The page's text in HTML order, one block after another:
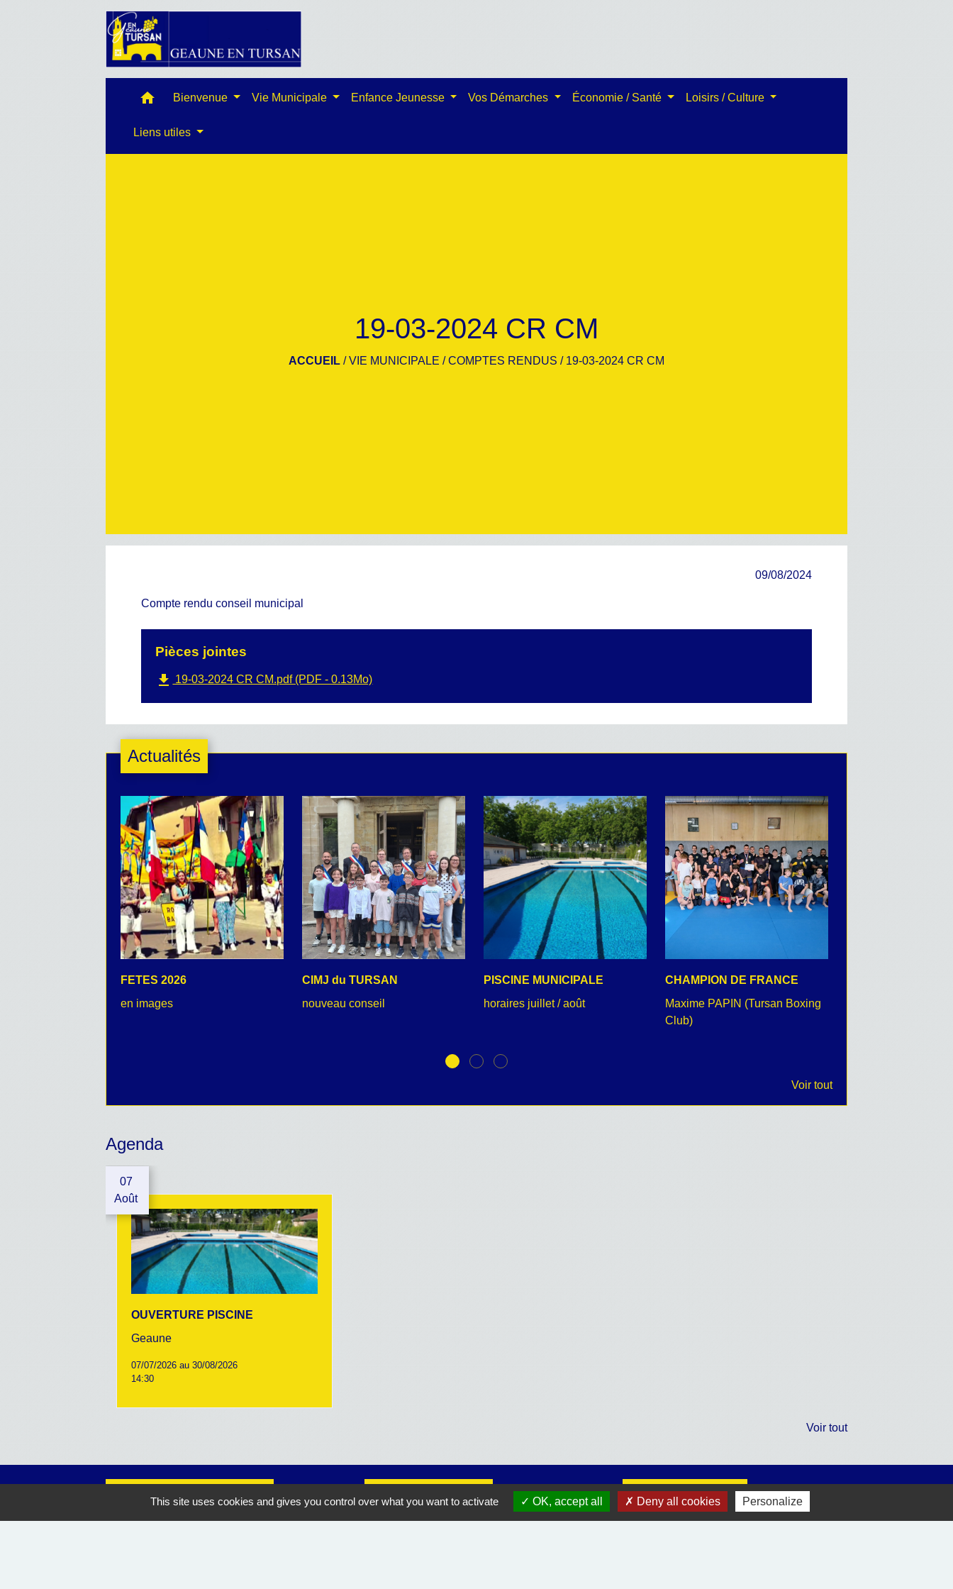
home Bienvenue Vie Municipale Enfance Jeunesse Vos Démarches Économie / Santé Loisirs / Culture
Liens utiles
19-03-2024 CR CM
ACCUEIL /VIE MUNICIPALE /COMPTES RENDUS / 19-03-2024 CR CM
09/08/2024
Compte rendu conseil municipal
Pièces jointes
file_download 19-03-2024 CR CM.pdf (PDF - 0.13Mo)
Actualités
FETES 2026
en images
CIMJ du TURSAN
nouveau conseil
PISCINE MUNICIPALE
horaires juillet / août
CHAMPION DE FRANCE
Maxime PAPIN (Tursan Boxing
Club)
Voir tout
Agenda
07
Août
OUVERTURE PISCINE
Geaune
07/07/2026 au 30/08/2026
14:30
Voir tout
Nous contacter Liens utiles Jumelages
This site uses cookies and gives you control over what you want to activate OK, accept all Deny all cookies Personalize